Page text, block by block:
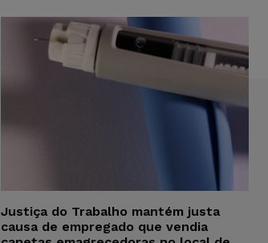
Justiça do Trabalho mantém justa
causa de empregado que vendia